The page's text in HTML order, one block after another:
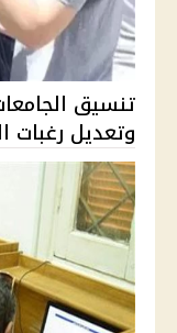
وتعديل رغبات